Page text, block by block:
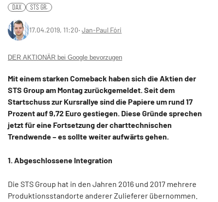
DAX STS GR.
17.04.2019, 11:20‧ Jan-Paul Fóri
DER AKTIONÄR bei Google bevorzugen
Mit einem starken Comeback haben sich die Aktien der
STS Group am Montag zurückgemeldet. Seit dem
Startschuss zur Kursrallye sind die Papiere um rund 17
Prozent auf 9,72 Euro gestiegen. Diese Gründe sprechen
jetzt für eine Fortsetzung der charttechnischen
Trendwende – es sollte weiter aufwärts gehen.
1. Abgeschlossene Integration
Die STS Group hat in den Jahren 2016 und 2017 mehrere
Produktionsstandorte anderer Zulieferer übernommen.